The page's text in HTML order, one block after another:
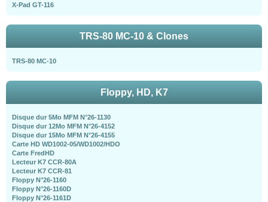
X-Pad GT-116
TRS-80 MC-10 & Clones
TRS-80 MC-10
Floppy, HD, K7
Disque dur 5Mo MFM N°26-1130
Disque dur 12Mo MFM N°26-4152
Disque dur 15Mo MFM N°26-4155
Carte HD WD1002-05/WD1002/HDO
Carte FredHD
Lecteur K7 CCR-80A
Lecteur K7 CCR-81
Floppy N°26-1160
Floppy N°26-1160D
Floppy N°26-1161D